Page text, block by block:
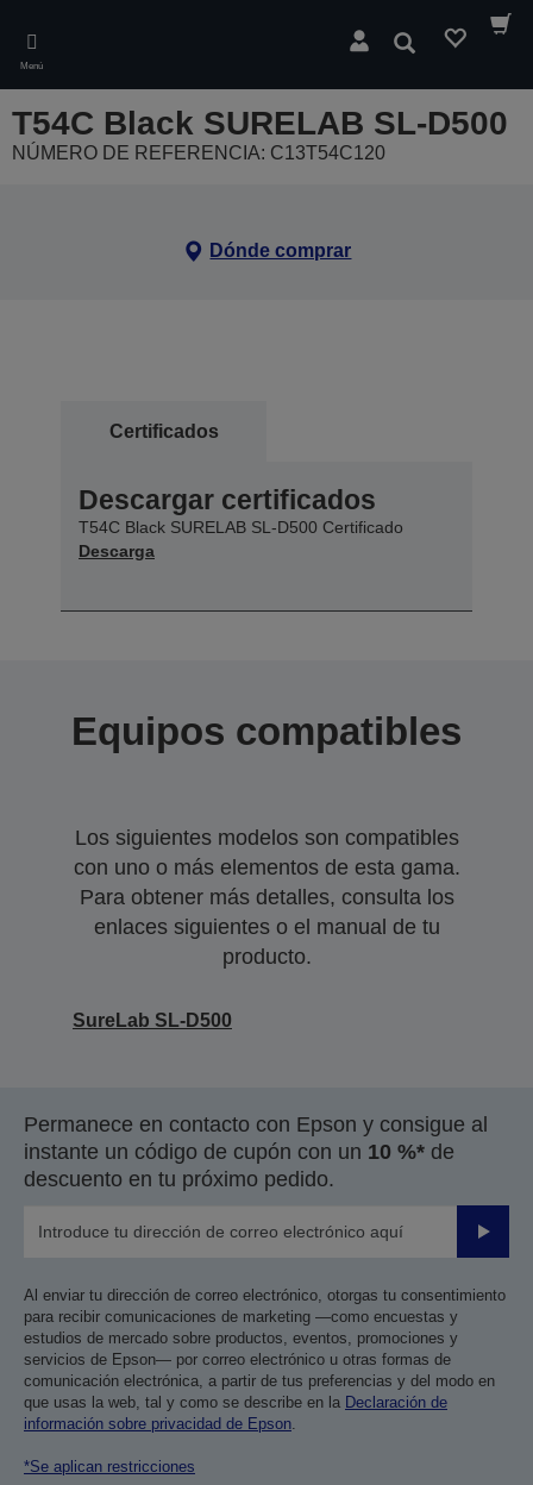
main
content
Menú
Buscar
T54C Black SURELAB SL-D500
NÚMERO DE REFERENCIA: C13T54C120
Dónde comprar
Certificados
Descargar certificados
T54C Black SURELAB SL-D500 Certificado
Descarga
Equipos compatibles
Los siguientes modelos son compatibles
con uno o más elementos de esta gama.
Para obtener más detalles, consulta los
enlaces siguientes o el manual de tu
producto.
SureLab SL-D500
Permanece en contacto con Epson y consigue al
instante un código de cupón con un 10 %* de
descuento en tu próximo pedido.
Enviar
Al enviar tu dirección de correo electrónico, otorgas tu consentimiento
para recibir comunicaciones de marketing —como encuestas y
estudios de mercado sobre productos, eventos, promociones y
servicios de Epson— por correo electrónico u otras formas de
comunicación electrónica, a partir de tus preferencias y del modo en
que usas la web, tal y como se describe en la Declaración de
información sobre privacidad de Epson
*Se aplican restricciones